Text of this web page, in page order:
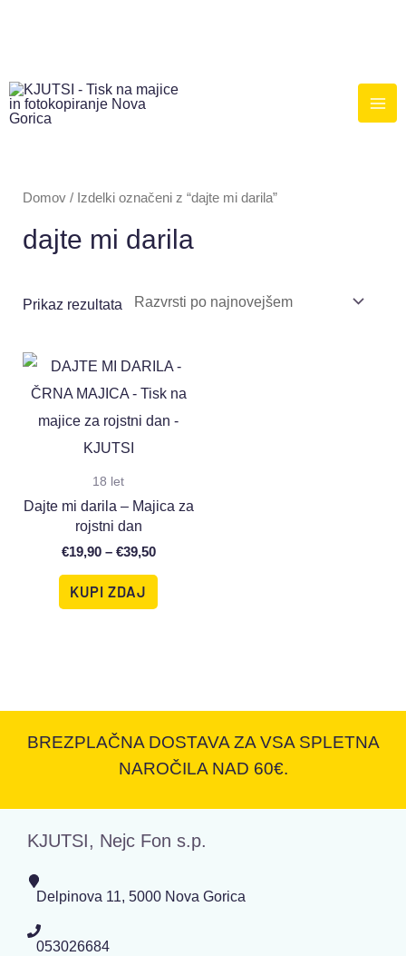
Domov / Izdelki označeni z “dajte mi darila”
dajte mi darila
Prikaz rezultata
18 let
Dajte mi darila – Majica za
rojstni dan
€19,90 – €39,50
KUPI ZDAJ
BREZPLAČNA DOSTAVA ZA VSA SPLETNA
NAROČILA NAD 60€.
KJUTSI, Nejc Fon s.p.
Delpinova 11, 5000 Nova Gorica
053026684